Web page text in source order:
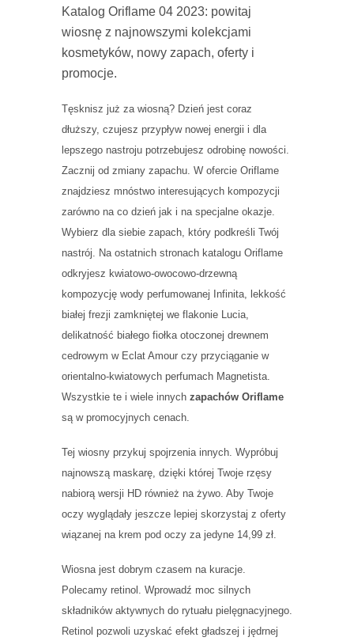
Katalog Oriflame 04 2023: powitaj
wiosnę z najnowszymi kolekcjami
kosmetyków, nowy zapach, oferty i
promocje.
Tęsknisz już za wiosną? Dzień jest coraz
dłuższy, czujesz przypływ nowej energii i dla
lepszego nastroju potrzebujesz odrobinę nowości.
Zacznij od zmiany zapachu. W ofercie Oriflame
znajdziesz mnóstwo interesujących kompozycji
zarówno na co dzień jak i na specjalne okazje.
Wybierz dla siebie zapach, który podkreśli Twój
nastrój. Na ostatnich stronach katalogu Oriflame
odkryjesz kwiatowo-owocowo-drzewną
kompozycję wody perfumowanej Infinita, lekkość
białej frezji zamkniętej we flakonie Lucia,
delikatność białego fiołka otoczonej drewnem
cedrowym w Eclat Amour czy przyciąganie w
orientalno-kwiatowych perfumach Magnetista.
Wszystkie te i wiele innych zapachów Oriflame
są w promocyjnych cenach.
Tej wiosny przykuj spojrzenia innych. Wypróbuj
najnowszą maskarę, dzięki której Twoje rzęsy
nabiorą wersji HD również na żywo. Aby Twoje
oczy wyglądały jeszcze lepiej skorzystaj z oferty
wiązanej na krem pod oczy za jedyne 14,99 zł.
Wiosna jest dobrym czasem na kuracje.
Polecamy retinol. Wprowadź moc silnych
składników aktywnych do rytuału pielęgnacyjnego.
Retinol pozwoli uzyskać efekt gładszej i jędrnej